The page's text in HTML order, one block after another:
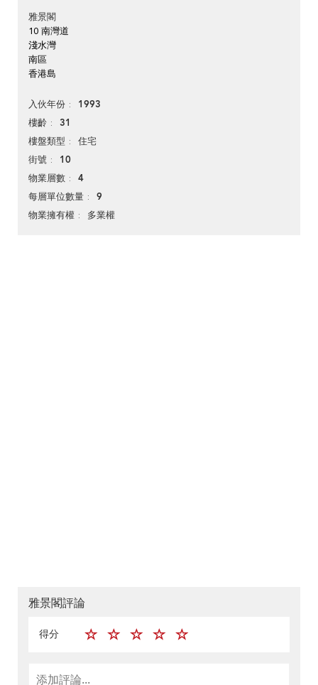
雅景閣
10 南灣道
淺水灣
南區
香港島
入伙年份 1993
樓齡 31
樓盤類型 住宅
街號 10
物業層數 4
每層單位數量 9
物業擁有權 多業權
雅景閣評論
得分